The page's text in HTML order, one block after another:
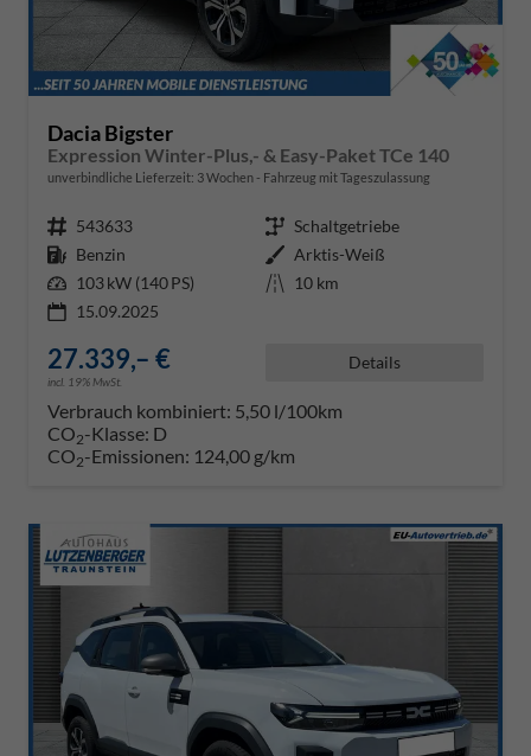
Dacia Bigster
Expression Winter-Plus,- & Easy-Paket TCe 140
unverbindliche Lieferzeit: 3 Wochen Fahrzeug mit Tageszulassung
Fahrzeugnr. 543633 Getriebe Schaltgetriebe
Kraftstoff Benzin Außenfarbe Arktis-Weiß
Leistung 103 kW (140 PS) Kilometerstand 10 km
15.09.2025
27.339,– €
incl. 19% MwSt.
Details
Verbrauch kombiniert: 5,50 l/100km
CO2-Klasse: D
CO2-Emissionen: 124,00 g/km